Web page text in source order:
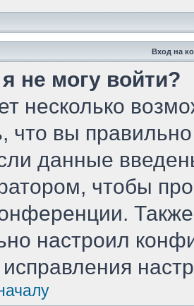
Вход на
не могу войти?
несколько
что вы
данные
чтобы
настроил